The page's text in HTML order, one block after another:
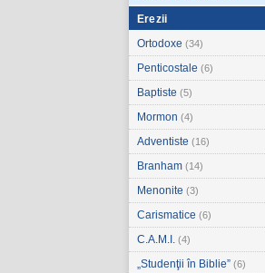
Erezii
Ortodoxe (34)
Penticostale (6)
Baptiste (5)
Mormon (4)
Adventiste (16)
Branham (14)
Menonite (3)
Carismatice (6)
C.A.M.I. (4)
„Studenţii în Biblie” (6)